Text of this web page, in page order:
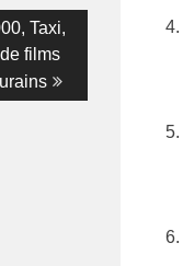
Taxi,
films